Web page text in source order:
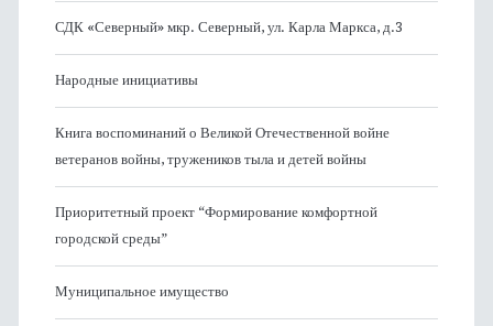
СДК «Северный» мкр. Северный, ул. Карла Маркса, д.3
Народные инициативы
Книга воспоминаний о Великой Отечественной войне
ветеранов войны, тружеников тыла и детей войны
Приоритетный проект “Формирование комфортной
городской среды”
Муниципальное имущество